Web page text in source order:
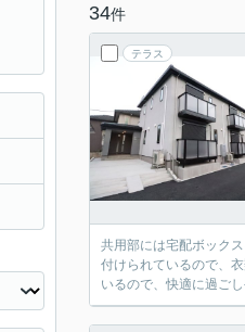
34件
テラス
共用部には宅配ボック
付けられているので、
いるので、快適に過ご